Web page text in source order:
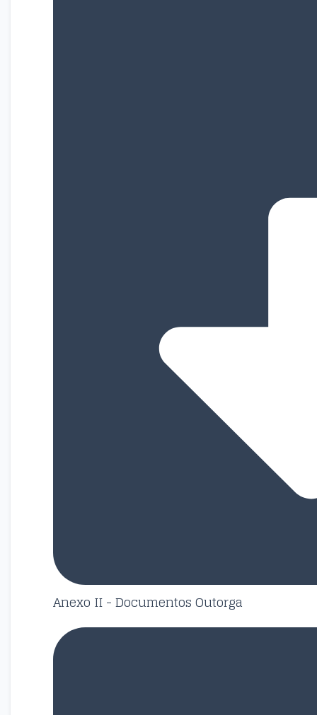
Anexo II - Documentos Outorga